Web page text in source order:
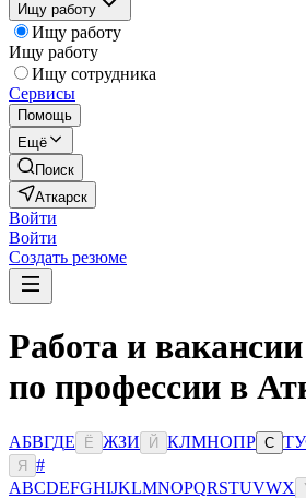
Ищу работу
Ищу работу
Ищу работу
Ищу сотрудника
Сервисы
Помощь
Ещё
Поиск
Аткарск
Войти
Войти
Создать резюме
Работа и вакансии
по профессии в
АБВГДЕ Ё ЖЗИ Й КЛМНОПР С ТУ
Я
#
ABCDEFGHIJKLMNOPQRSTUVWX